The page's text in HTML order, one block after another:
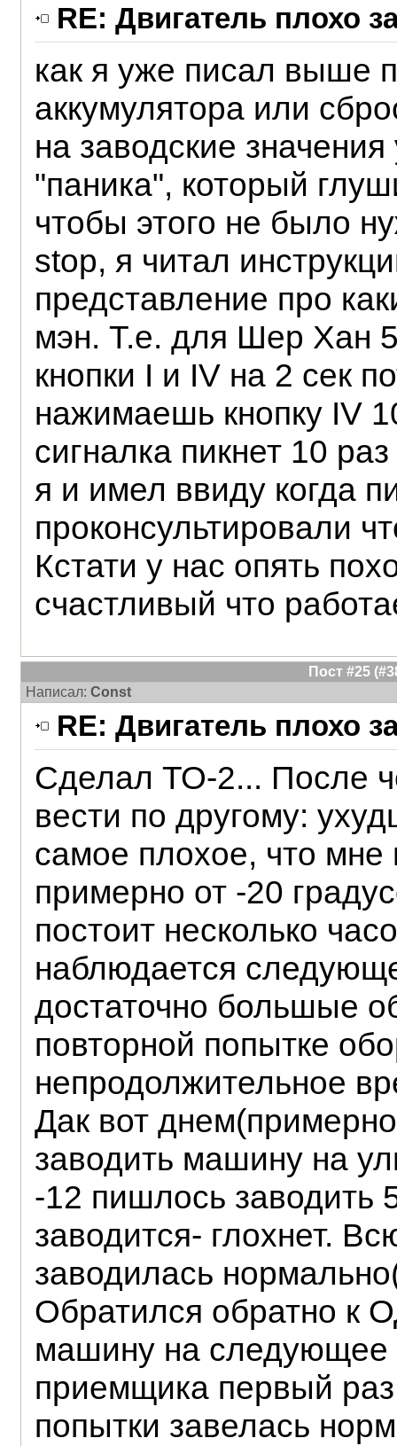
RE: Двигатель плохо
как я уже писал выше
аккумулятора или
на заводские
"паника", который
чтобы этого не было
stop, я читал
представление про
мэн. Т.е. для Шер Хан
кнопки I и IV на 2 сек
нажимаешь кнопку IV
сигналка пикнет 10
я и имел ввиду когда
проконсультировали
Кстати у нас опять
счастливый что
Пост #25
Написал: Const
RE: Двигатель плохо
Сделал ТО-2... После
вести по другому:
самое плохое, что мне
примерно от -20
постоит несколько
наблюдается
достаточно большые
повторной попытке
непродолжительное
Дак вот
заводить машину на
-12 пишлось заводить
заводится- глохнет.
заводилась
Обратился обратно к
машину на следующее
приемщика первый
попытки завелась